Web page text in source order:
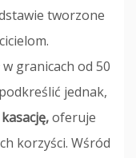
tworzone
granicach od 50
jednak,
oferuje
korzyści. Wśród